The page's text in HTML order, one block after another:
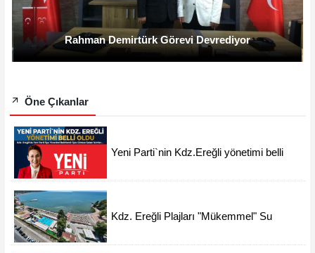
Rahman Demirtürk Görevi Devrediyor
Öne Çıkanlar
Yeni Parti`nin Kdz.Ereğli yönetimi belli
Kdz. Ereğli Plajları "Mükemmel" Su